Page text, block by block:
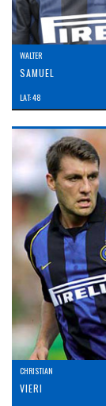
WALTER
SAMUEL
LAT: 48
CHRISTIAN
VIERI